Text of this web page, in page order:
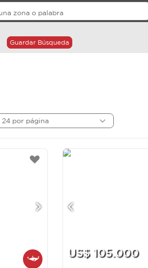
Guardar Búsqueda
24 por página
US$ 105.000